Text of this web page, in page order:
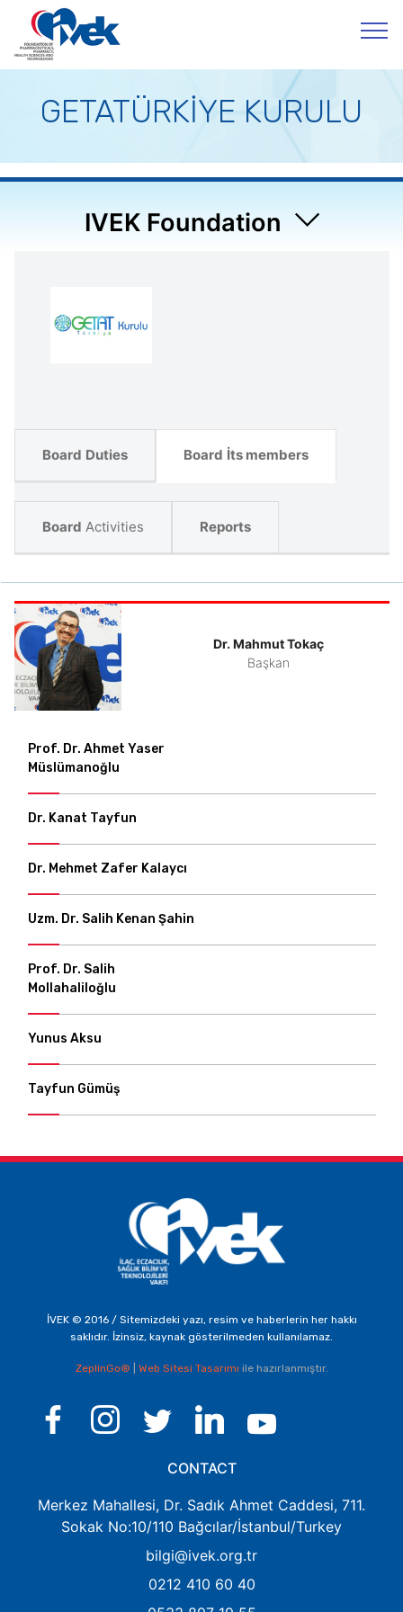
GETATÜRKİYE KURULU
IVEK Foundation
Board Duties Board İts members
Board Activities Reports
Dr. Mahmut Tokaç
Başkan
Prof. Dr. Ahmet Yaser
Müslümanoğlu
Dr. Kanat Tayfun
Dr. Mehmet Zafer Kalaycı
Uzm. Dr. Salih Kenan Şahin
Prof. Dr. Salih
Mollahaliloğlu
Yunus Aksu
Tayfun Gümüş
İVEK © 2016 / Sitemizdeki yazı, resim ve haberlerin her hakkı
saklıdır. İzinsiz, kaynak gösterilmeden kullanılamaz.
ZeplinGo® Web Sitesi Tasarımı ile hazırlanmıştır.
CONTACT
Merkez Mahallesi, Dr. Sadık Ahmet Caddesi, 711.
Sokak No:10/110 Bağcılar/İstanbul/Turkey
bilgi@ivek.org.tr
0212 410 60 40